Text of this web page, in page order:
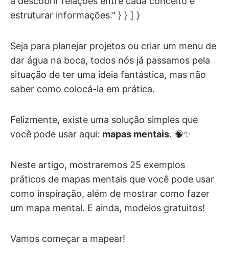
estruturar informações." } } ] }
Seja para planejar projetos ou criar um menu de
dar água na boca, todos nós já passamos pela
situação de ter uma ideia fantástica, mas não
saber como colocá-la em prática.
Felizmente, existe uma solução simples que
você pode usar aqui: mapas mentais. 🧠✨
Neste artigo, mostraremos 25 exemplos
práticos de mapas mentais que você pode usar
como inspiração, além de mostrar como fazer
um mapa mental. E ainda, modelos gratuitos!
Vamos começar a mapear!